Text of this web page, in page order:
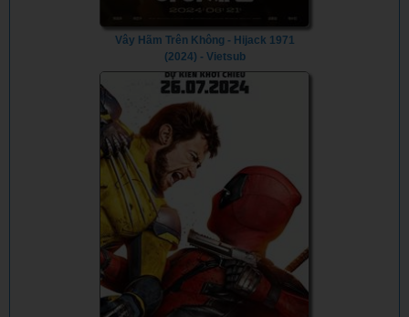
Vây Hãm Trên Không - Hijack 1971
(2024) - Vietsub